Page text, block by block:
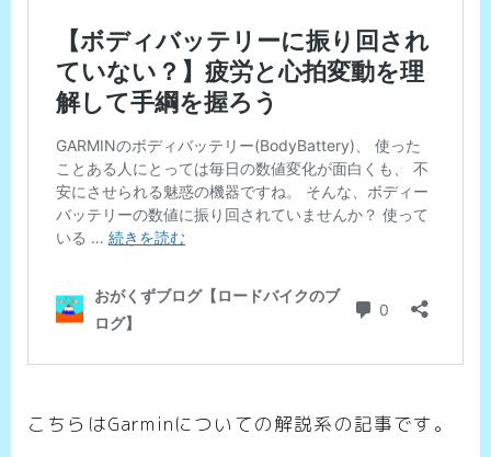
こちらはGarminについての解説系の記事です。